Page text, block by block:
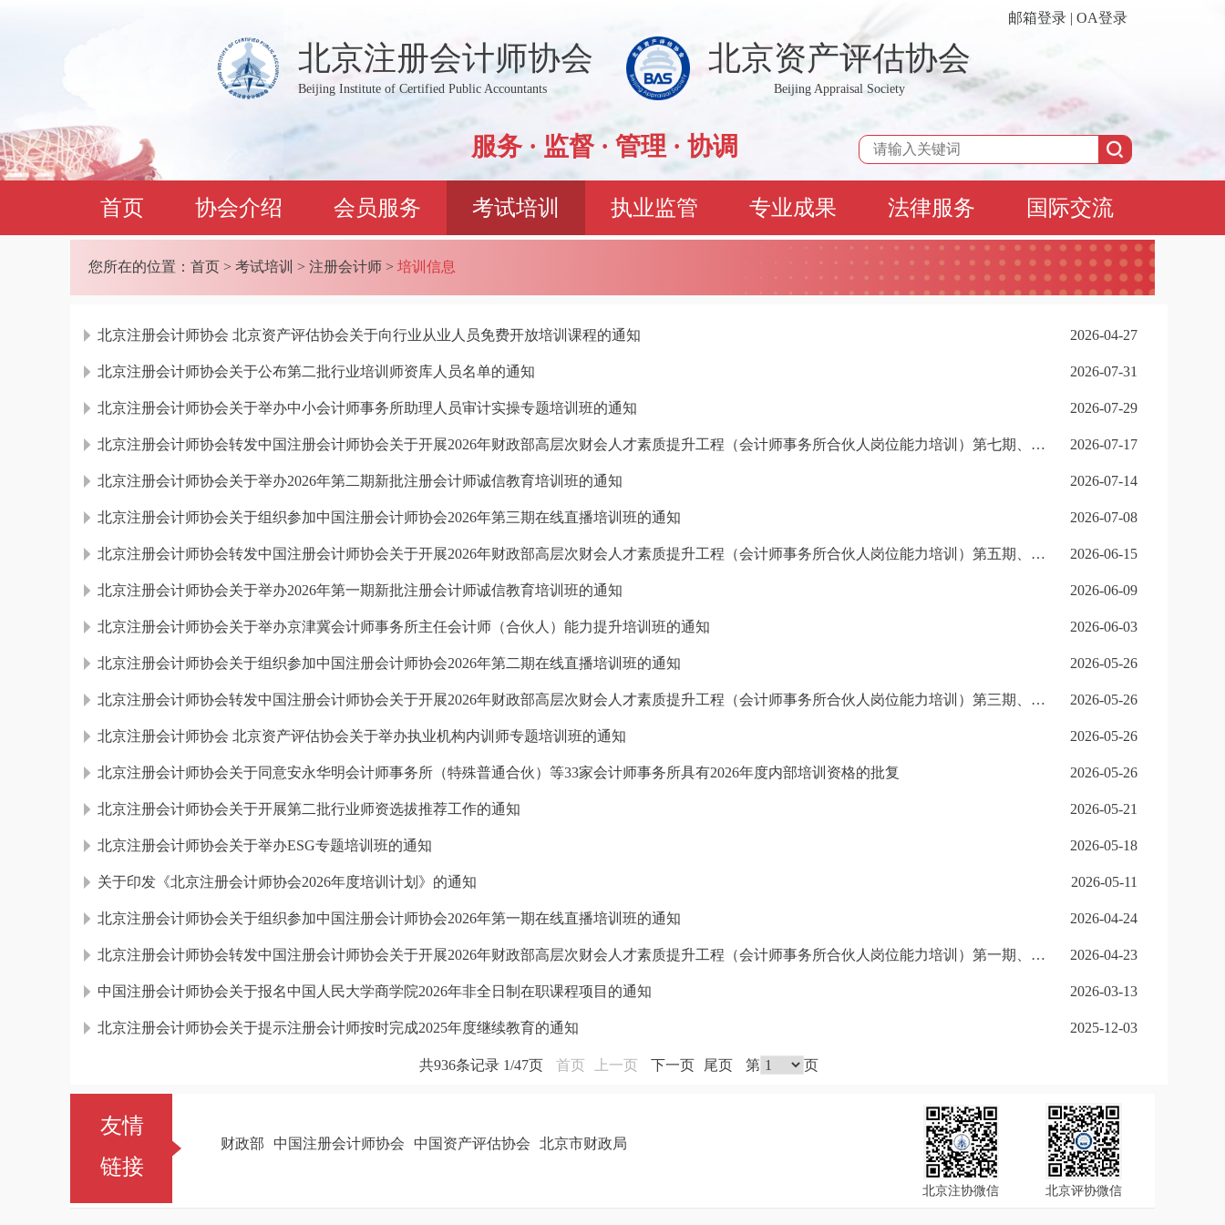
邮箱登录 | OA登录
北京注册会计师协会
Beijing Institute of Certified Public Accountants
北京资产评估协会
Beijing Appraisal Society
服务 · 监督 · 管理 · 协调
首页 协会介绍 会员服务 考试培训 执业监管 专业成果 法律服务 国际交流
您所在的位置： 首页 > 考试培训 > 注册会计师 > 培训信息
北京注册会计师协会 北京资产评估协会关于向行业从业人员免费开放培训课程的通知 2026-04-27
北京注册会计师协会关于公布第二批行业培训师资库人员名单的通知 2026-07-31
北京注册会计师协会关于举办中小会计师事务所助理人员审计实操专题培训班的通知 2026-07-29
北京注册会计师协会转发中国注册会计师协会关于开展2026年财政部高层次财会人才素质提升工程（会计师事务所合伙人岗位能力培训）第七期、第八期报名工作的通知 2026-07-17
北京注册会计师协会关于举办2026年第二期新批注册会计师诚信教育培训班的通知 2026-07-14
北京注册会计师协会关于组织参加中国注册会计师协会2026年第三期在线直播培训班的通知 2026-07-08
北京注册会计师协会转发中国注册会计师协会关于开展2026年财政部高层次财会人才素质提升工程（会计师事务所合伙人岗位能力培训）第五期、第六期报名工作的通知 2026-06-15
北京注册会计师协会关于举办2026年第一期新批注册会计师诚信教育培训班的通知 2026-06-09
北京注册会计师协会关于举办京津冀会计师事务所主任会计师（合伙人）能力提升培训班的通知 2026-06-03
北京注册会计师协会关于组织参加中国注册会计师协会2026年第二期在线直播培训班的通知 2026-05-26
北京注册会计师协会转发中国注册会计师协会关于开展2026年财政部高层次财会人才素质提升工程（会计师事务所合伙人岗位能力培训）第三期、第四期报名工作的通知 2026-05-26
北京注册会计师协会 北京资产评估协会关于举办执业机构内训师专题培训班的通知 2026-05-26
北京注册会计师协会关于同意安永华明会计师事务所（特殊普通合伙）等33家会计师事务所具有2026年度内部培训资格的批复 2026-05-26
北京注册会计师协会关于开展第二批行业师资选拔推荐工作的通知 2026-05-21
北京注册会计师协会关于举办ESG专题培训班的通知 2026-05-18
关于印发《北京注册会计师协会2026年度培训计划》的通知 2026-05-11
北京注册会计师协会关于组织参加中国注册会计师协会2026年第一期在线直播培训班的通知 2026-04-24
北京注册会计师协会转发中国注册会计师协会关于开展2026年财政部高层次财会人才素质提升工程（会计师事务所合伙人岗位能力培训）第一期、第二期报名工作的通知 2026-04-23
中国注册会计师协会关于报名中国人民大学商学院2026年非全日制在职课程项目的通知 2026-03-13
北京注册会计师协会关于提示注册会计师按时完成2025年度继续教育的通知 2025-12-03
共936条记录 1/47页 首页 上一页 下一页 尾页 第 页
友情
链接
财政部 中国注册会计师协会 中国资产评估协会 北京市财政局
北京注协微信 北京评协微信